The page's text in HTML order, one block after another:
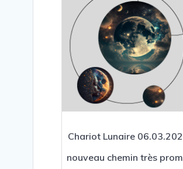
Chariot Lunaire
nouveau chemin très